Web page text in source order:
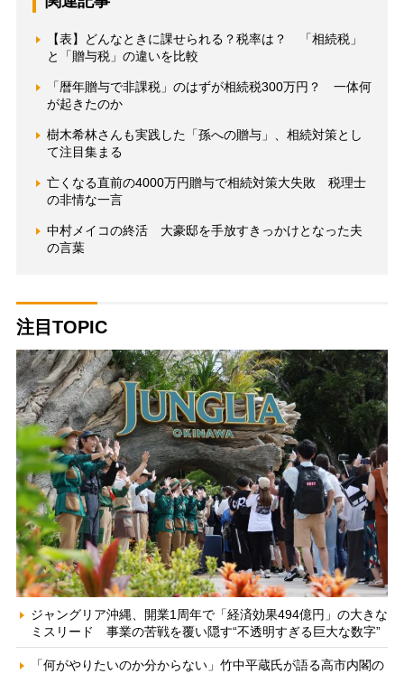
【表】どんなときに課せられる？税率は？ 「相続税」
と「贈与税」の違いを比較
「暦年贈与で非課税」のはずが相続税300万円？ 一体何
が起きたのか
樹木希林さんも実践した「孫への贈与」、相続対策とし
て注目集まる
亡くなる直前の4000万円贈与で相続対策大失敗 税理士
の非情な一言
中村メイコの終活 大豪邸を手放すきっかけとなった夫
の言葉
注目TOPIC
ジャングリア沖縄、開業1周年で「経済効果494億円」の大きな
ミスリード 事業の苦戦を覆い隠す“不透明すぎる巨大な数字”
「何がやりたいのか分からない」竹中平蔵氏が語る高市内閣の